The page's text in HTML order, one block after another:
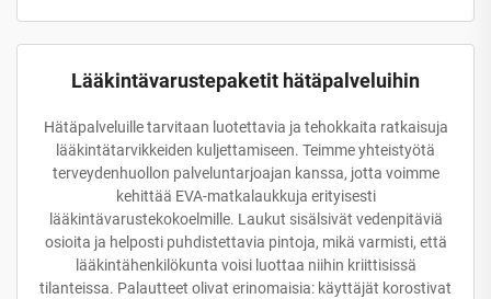
Lääkintävarustepaketit hätäpalveluihin
Hätäpalveluille tarvitaan luotettavia ja tehokkaita ratkaisuja
lääkintätarvikkeiden kuljettamiseen. Teimme yhteistyötä
terveydenhuollon palveluntarjoajan kanssa, jotta voimme
kehittää EVA-matkalaukkuja erityisesti
lääkintävarustekokoelmille. Laukut sisälsivät vedenpitäviä
osioita ja helposti puhdistettavia pintoja, mikä varmisti, että
lääkintähenkilökunta voisi luottaa niihin kriittisissä
tilanteissa. Palautteet olivat erinomaisia: käyttäjät korostivat